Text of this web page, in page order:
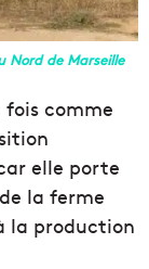
Nord de Marseille
fois comme
elle porte
la ferme
la production